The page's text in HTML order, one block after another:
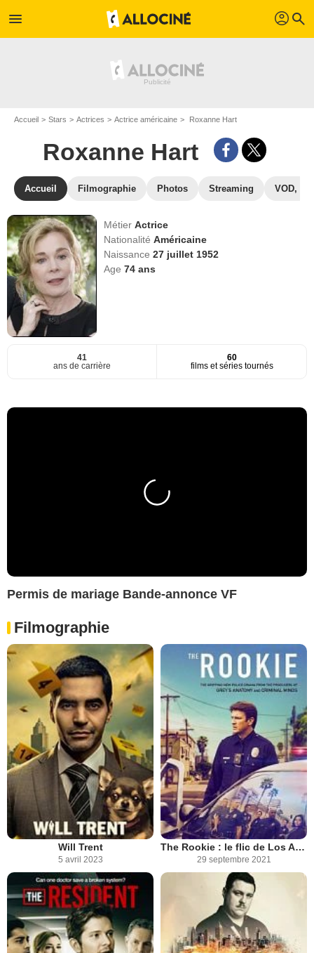
menu profil search
Accueil Stars Actrices Actrice américaine Roxanne Hart
Roxanne Hart
Accueil Filmographie Photos Streaming VOD,
MétierActrice
NationalitéAméricaine
Naissance27 juillet 1952
Age74 ans
41
ans de carrière
60
films et séries tournés
Permis de mariage Bande-annonce VF
Filmographie
Will Trent
5 avril 2023
The Rookie : le flic de Los Angeles
29 septembre 2021